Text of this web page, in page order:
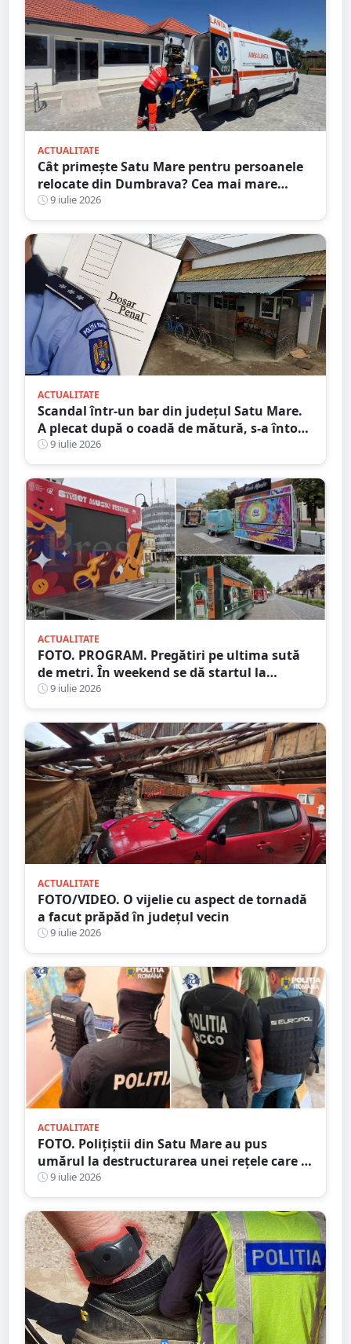
ACTUALITATE
Cât primește Satu Mare pentru persoanele
relocate din Dumbrava? Cea mai mare
alocare din țară
9 iulie 2026
ACTUALITATE
Scandal într-un bar din județul Satu Mare.
A plecat după o coadă de mătură, s-a întors
și și-a lovit victima în cap
9 iulie 2026
ACTUALITATE
FOTO. PROGRAM. Pregătiri pe ultima sută
de metri. În weekend se dă startul la
distracție. Începe Street Music Festival
9 iulie 2026
ACTUALITATE
FOTO/VIDEO. O vijelie cu aspect de tornadă
a facut prăpăd în județul vecin
9 iulie 2026
ACTUALITATE
FOTO. Polițiștii din Satu Mare au pus
umărul la destructurarea unei rețele care a
dat țepe de peste 1,3 milioane de euro
9 iulie 2026